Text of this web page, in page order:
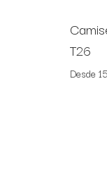
T26
Desde